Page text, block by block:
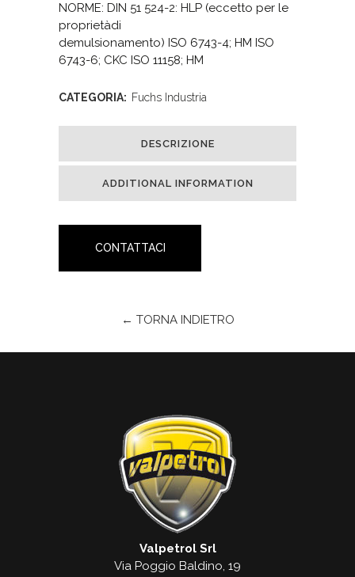
NORME: DIN 51 524-2: HLP (eccetto per le
proprietàdi
demulsionamento) ISO 6743-4; HM ISO
6743-6; CKC ISO 11158; HM
CATEGORIA: Fuchs Industria
DESCRIZIONE
ADDITIONAL INFORMATION
CONTATTACI
← TORNA INDIETRO
Valpetrol Srl
Via Poggio Baldino, 19